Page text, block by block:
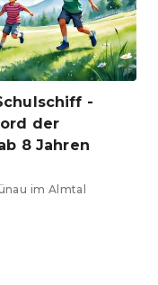
-
der
8 Jahren
im Almtal